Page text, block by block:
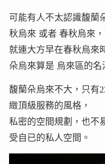
可能有人不太認識馥蘭
秋烏來 或者 春秋烏來
就連大方早在春秋烏來
朵烏來算是 烏來區的名
馥蘭朵烏來不大，只有
緻頂級服務的風格，
私密的空間規劃，也不
受自已的私人空間。